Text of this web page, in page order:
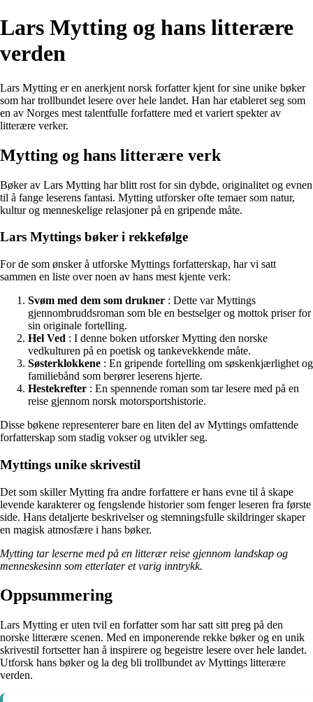
Lars Mytting og hans litterære
verden
Lars Mytting er en anerkjent norsk forfatter kjent for sine unike bøker
som har trollbundet lesere over hele landet. Han har etableret seg som
en av Norges mest talentfulle forfattere med et variert spekter av
litterære verker.
Mytting og hans litterære verk
Bøker av Lars Mytting har blitt rost for sin dybde, originalitet og evnen
til å fange leserens fantasi. Mytting utforsker ofte temaer som natur,
kultur og menneskelige relasjoner på en gripende måte.
Lars Myttings bøker i rekkefølge
For de som ønsker å utforske Myttings forfatterskap, har vi satt
sammen en liste over noen av hans mest kjente verk:
Svøm med dem som drukner : Dette var Myttings
gjennombruddsroman som ble en bestselger og mottok priser for
sin originale fortelling.
Hel Ved : I denne boken utforsker Mytting den norske
vedkulturen på en poetisk og tankevekkende måte.
Søsterklokkene : En gripende fortelling om søskenkjærlighet og
familiebånd som berører leserens hjerte.
Hestekrefter : En spennende roman som tar lesere med på en
reise gjennom norsk motorsportshistorie.
Disse bøkene representerer bare en liten del av Myttings omfattende
forfatterskap som stadig vokser og utvikler seg.
Myttings unike skrivestil
Det som skiller Mytting fra andre forfattere er hans evne til å skape
levende karakterer og fengslende historier som fenger leseren fra første
side. Hans detaljerte beskrivelser og stemningsfulle skildringer skaper
en magisk atmosfære i hans bøker.
Mytting tar leserne med på en litterær reise gjennom landskap og
menneskesinn som etterlater et varig inntrykk.
Oppsummering
Lars Mytting er uten tvil en forfatter som har satt sitt preg på den
norske litterære scenen. Med en imponerende rekke bøker og en unik
skrivestil fortsetter han å inspirere og begeistre lesere over hele landet.
Utforsk hans bøker og la deg bli trollbundet av Myttings litterære
verden.